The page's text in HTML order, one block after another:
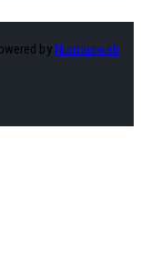
by Nuntiusweb